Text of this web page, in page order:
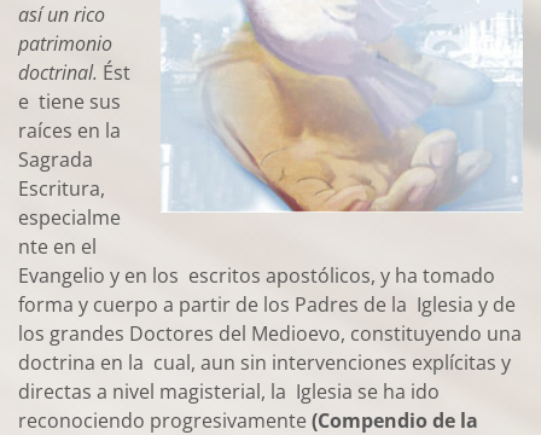
así un rico
patrimonio
doctrinal. Ést
e tiene sus
raíces en la
Sagrada
Escritura,
especialme
nte en el
Evangelio y en los escritos apostólicos, y ha tomado
forma y cuerpo a partir de los Padres de la Iglesia y de
los grandes Doctores del Medioevo, constituyendo una
doctrina en la cual, aun sin intervenciones explícitas y
directas a nivel magisterial, la Iglesia se ha ido
reconociendo progresivamente (Compendio de la